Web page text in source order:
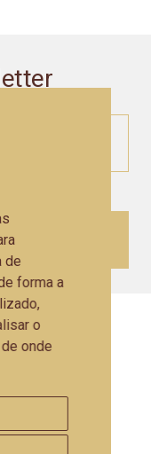
de
forma a
o
onde
Valentim -